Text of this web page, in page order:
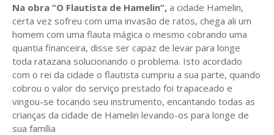
Na obra “O Flautista de Hamelin”, a cidade Hamelin,
certa vez sofreu com uma invasão de ratos, chega ali um
homem com uma flauta mágica o mesmo cobrando uma
quantia financeira, disse ser capaz de levar para longe
toda ratazana solucionando o problema. Isto acordado
com o rei da cidade o flautista cumpriu a sua parte, quando
cobrou o valor do serviço prestado foi trapaceado e
vingou-se tocando seu instrumento, encantando todas as
crianças da cidade de Hamelin levando-os para longe de
sua família